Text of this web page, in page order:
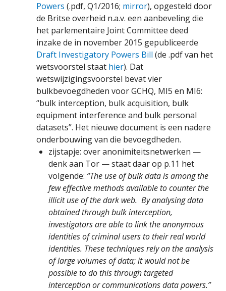
Powers (.pdf, Q1/2016; mirror), opgesteld door
de Britse overheid n.a.v. een aanbeveling die
het parlementaire Joint Committee deed
inzake de in november 2015 gepubliceerde
Draft Investigatory Powers Bill (de .pdf van het
wetsvoorstel staat hier). Dat
wetswijzigingsvoorstel bevat vier
bulkbevoegdheden voor GCHQ, MI5 en MI6:
“bulk interception, bulk acquisition, bulk
equipment interference and bulk personal
datasets”. Het nieuwe document is een nadere
onderbouwing van die bevoegdheden.
zijstapje: over anonimiteitsnetwerken —
denk aan Tor — staat daar op p.11 het
volgende: “The use of bulk data is among the
few effective methods available to counter the
illicit use of the dark web. By analysing data
obtained through bulk interception,
investigators are able to link the anonymous
identities of criminal users to their real world
identities. These techniques rely on the analysis
of large volumes of data; it would not be
possible to do this through targeted
interception or communications data powers.”